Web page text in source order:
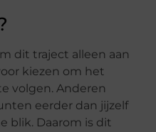
dit traject alleen aan
kiezen om het
volgen. Anderen
eerder dan jijzelf
blik. Daarom is dit